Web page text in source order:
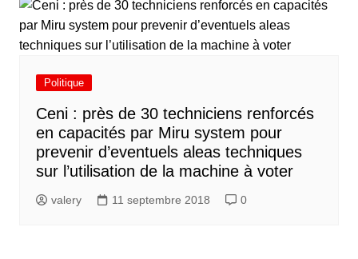
Politique
Ceni : près de 30 techniciens renforcés
en capacités par Miru system pour
prevenir d’eventuels aleas techniques
sur l’utilisation de la machine à voter
valery 11 septembre 2018 0